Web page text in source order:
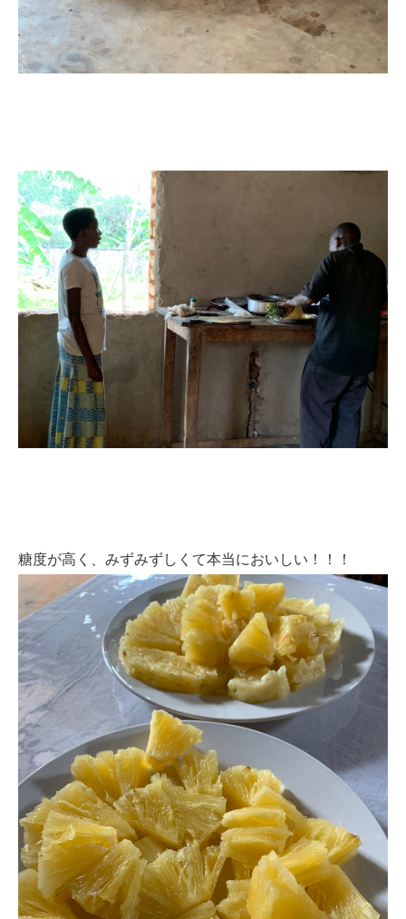
糖度が高く、みずみずしくて本当においしい！！！